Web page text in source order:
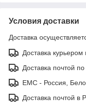
Условия доставки
Доставка
Доставка курьером
Доставка почтой
ЕМС - Россия,
Доставка почтой в